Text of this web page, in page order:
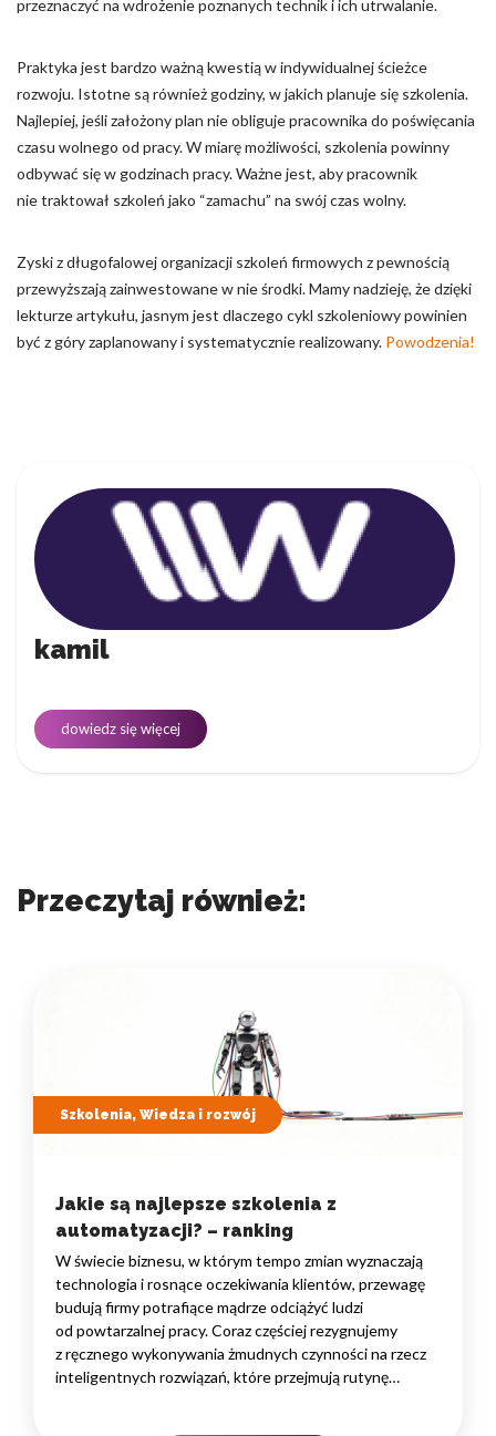
przeznaczyć na wdrożenie poznanych technik i ich utrwalanie.
Praktyka jest bardzo ważną kwestią w indywidualnej ścieżce
rozwoju. Istotne są również godziny, w jakich planuje się szkolenia.
Najlepiej, jeśli założony plan nie obliguje pracownika do poświęcania
czasu wolnego od pracy. W miarę możliwości, szkolenia powinny
odbywać się w godzinach pracy. Ważne jest, aby pracownik
nie traktował szkoleń jako “zamachu” na swój czas wolny.
Zyski z długofalowej organizacji szkoleń firmowych z pewnością
przewyższają zainwestowane w nie środki. Mamy nadzieję, że dzięki
lekturze artykułu, jasnym jest dlaczego cykl szkoleniowy powinien
być z góry zaplanowany i systematycznie realizowany. Powodzenia!
kamil
dowiedz się więcej
Przeczytaj również:
Szkolenia, Wiedza i rozwój
Jakie są najlepsze szkolenia z
automatyzacji? – ranking
W świecie biznesu, w którym tempo zmian wyznaczają
technologia i rosnące oczekiwania klientów, przewagę
budują firmy potrafiące mądrze odciążyć ludzi
od powtarzalnej pracy. Coraz częściej rezygnujemy
z ręcznego wykonywania żmudnych czynności na rzecz
inteligentnych rozwiązań, które przejmują rutynę